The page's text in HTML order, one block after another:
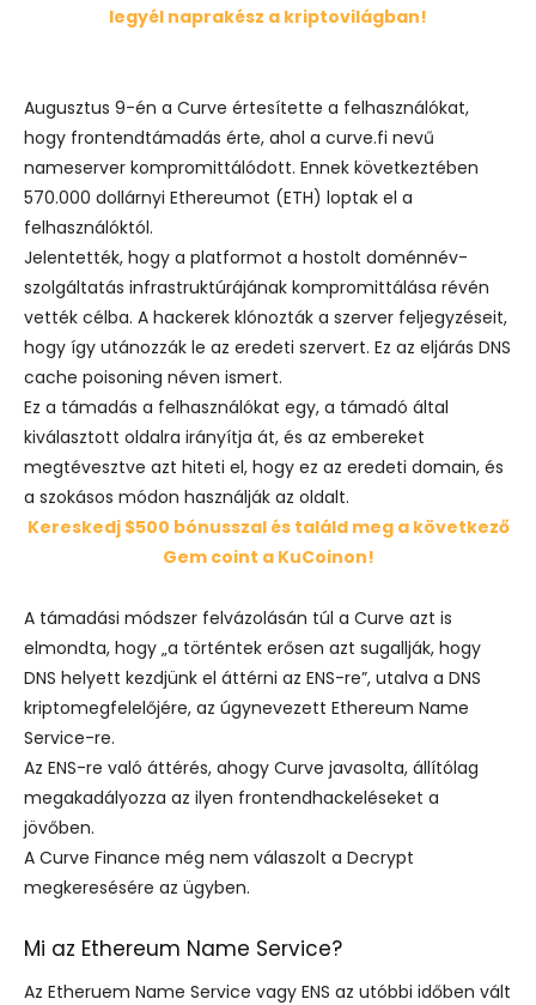
legyél naprakész a kriptovilágban!
Augusztus 9-én a Curve értesítette a felhasználókat,
hogy frontendtámadás érte, ahol a curve.fi nevű
nameserver kompromittálódott. Ennek következtében
570.000 dollárnyi Ethereumot (ETH) loptak el a
felhasználóktól.
Jelentették, hogy a platformot a hostolt doménnév-
szolgáltatás infrastruktúrájának kompromittálása révén
vették célba. A hackerek klónozták a szerver feljegyzéseit,
hogy így utánozzák le az eredeti szervert. Ez az eljárás DNS
cache poisoning néven ismert.
Ez a támadás a felhasználókat egy, a támadó által
kiválasztott oldalra irányítja át, és az embereket
megtévesztve azt hiteti el, hogy ez az eredeti domain, és
a szokásos módon használják az oldalt.
Kereskedj $500 bónusszal és találd meg a következő
Gem coint a KuCoinon!
A támadási módszer felvázolásán túl a Curve azt is
elmondta, hogy „a történtek erősen azt sugallják, hogy
DNS helyett kezdjünk el áttérni az ENS-re”, utalva a DNS
kriptomegfelelőjére, az úgynevezett Ethereum Name
Service-re.
Az ENS-re való áttérés, ahogy Curve javasolta, állítólag
megakadályozza az ilyen frontendhackeléseket a
jövőben.
A Curve Finance még nem válaszolt a Decrypt
megkeresésére az ügyben.
Mi az Ethereum Name Service?
Az Etheruem Name Service vagy ENS az utóbbi időben vált